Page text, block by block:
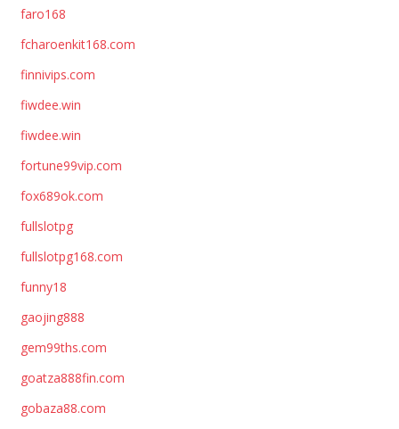
faro168
fcharoenkit168.com
finnivips.com
fiwdee.win
fiwdee.win
fortune99vip.com
fox689ok.com
fullslotpg
fullslotpg168.com
funny18
gaojing888
gem99ths.com
goatza888fin.com
gobaza88.com